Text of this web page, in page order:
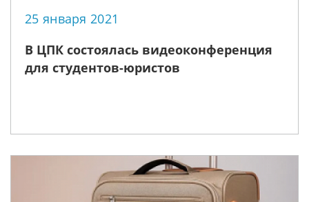
25 января 2021
В ЦПК состоялась видеоконференция
для студентов-юристов